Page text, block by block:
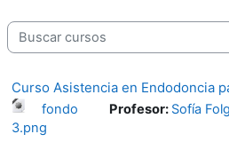
Buscar cursos
Curso Asistencia en Endodoncia
fondo
3.png
Profesor: Sofía